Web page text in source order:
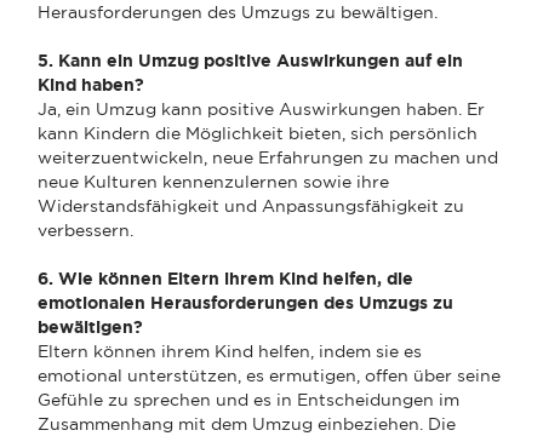
Herausforderungen des Umzugs zu bewältigen.
5. Kann ein Umzug positive Auswirkungen auf ein
Kind haben?
Ja, ein Umzug kann positive Auswirkungen haben. Er
kann Kindern die Möglichkeit bieten, sich persönlich
weiterzuentwickeln, neue Erfahrungen zu machen und
neue Kulturen kennenzulernen sowie ihre
Widerstandsfähigkeit und Anpassungsfähigkeit zu
verbessern.
6. Wie können Eltern ihrem Kind helfen, die
emotionalen Herausforderungen des Umzugs zu
bewältigen?
Eltern können ihrem Kind helfen, indem sie es
emotional unterstützen, es ermutigen, offen über seine
Gefühle zu sprechen und es in Entscheidungen im
Zusammenhang mit dem Umzug einbeziehen. Die